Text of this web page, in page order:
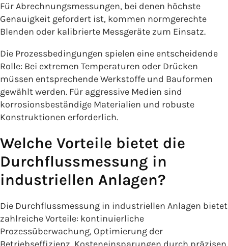
Für Abrechnungsmessungen, bei denen höchste
Genauigkeit gefordert ist, kommen normgerechte
Blenden oder kalibrierte Messgeräte zum Einsatz.
Die Prozessbedingungen spielen eine entscheidende
Rolle: Bei extremen Temperaturen oder Drücken
müssen entsprechende Werkstoffe und Bauformen
gewählt werden. Für aggressive Medien sind
korrosionsbeständige Materialien und robuste
Konstruktionen erforderlich.
Welche Vorteile bietet die
Durchflussmessung in
industriellen Anlagen?
Die Durchflussmessung in industriellen Anlagen bietet
zahlreiche Vorteile: kontinuierliche
Prozessüberwachung, Optimierung der
Betriebseffizienz, Kosteneinsparungen durch präzisen